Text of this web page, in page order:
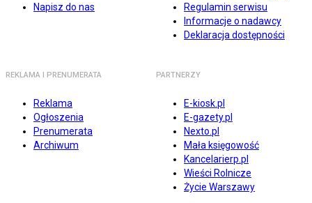
Napisz do nas
Regulamin serwisu
Informacje o nadawcy
Deklaracja dostępności
REKLAMA I PRENUMERATA
Reklama
Ogłoszenia
Prenumerata
Archiwum
PARTNERZY
E-kiosk.pl
E-gazety.pl
Nexto.pl
Mała księgowość
Kancelarierp.pl
Wieści Rolnicze
Życie Warszawy